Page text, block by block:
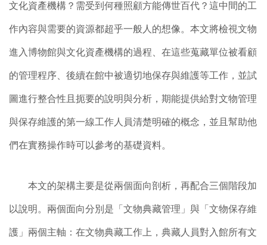
文化資產機構？需受到何種照顧方能傳世百代？這中間的工
作內容與需要的資源都超乎一般人的想像。本文將檢視文物
進入博物館與文化資產機構的過程、在這些蒐藏單位被看顧
的管理程序、後續在館中被適切地保存與維護等工作，並試
圖進行整合性且扼要的說明與分析，期能提供給對文物管理
與保存維護的第一線工作人員清楚明確的概念，並且幫助他
們在實務操作時可以參考的基礎資料。
本文的架構主要是從兩個面向剖析，再配合三個階段加
以說明。兩個面向分別是「文物典藏管理」與「文物保存維
護」兩個主軸：在文物典藏工作上，典藏人員對入館所有文